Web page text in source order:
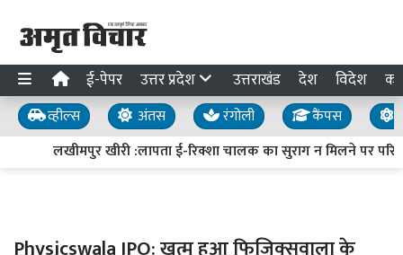
ई-पेपर उत्तर प्रदेश उत्तराखंड देश विदेश
व्हील्स अंतस रंगोली कैंपस
लखीमपुर खीरी :लापता ई-रिक्शा चालक का सुराग न मिलने पर